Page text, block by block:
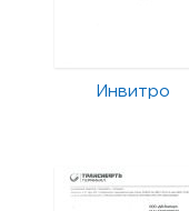
Инвитро